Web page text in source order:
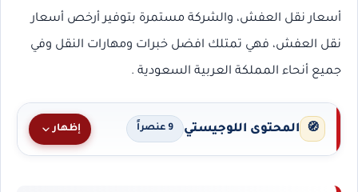
أسعار نقل العفش، والشركة مستمرة بتوفير أرخص أسعار
نقل العفش، فهي تمتلك افضل خبرات ومهارات النقل وفي
جميع أنحاء المملكة العربية السعودية .
🧭 المحتوى اللوجيستي 9 عنصراً إظهار